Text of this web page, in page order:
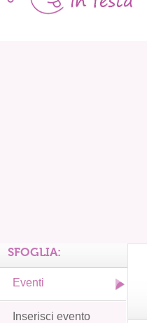
SFOGLIA:
Eventi
Inserisci evento